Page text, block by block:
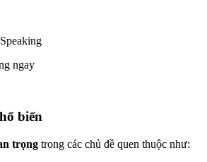
ngay
biến
trọng trong các chủ đề quen thuộc như: